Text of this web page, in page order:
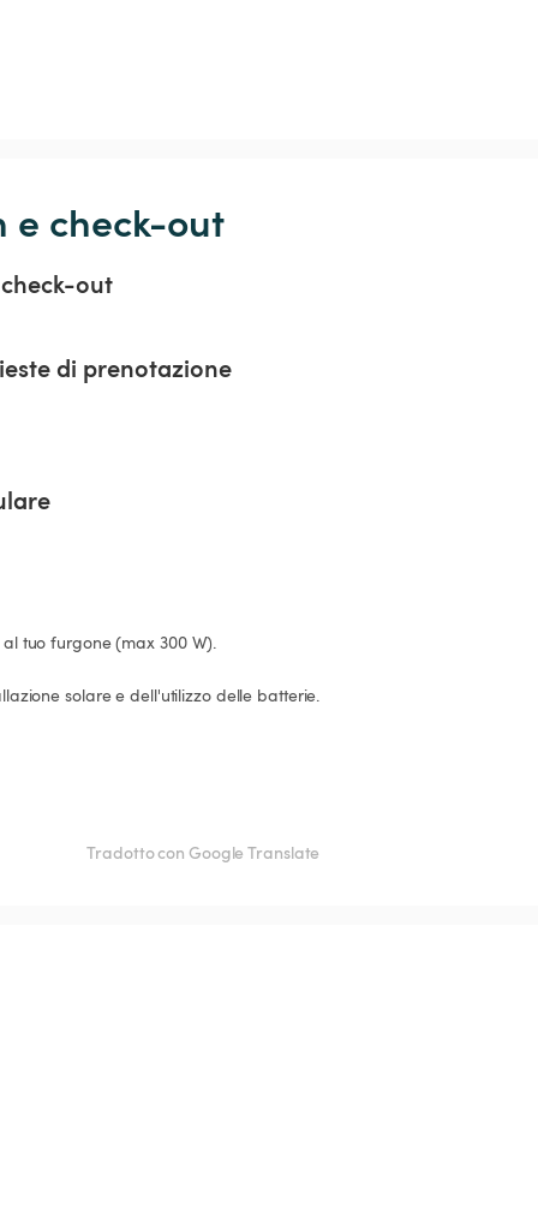
e check-out
out
di prenotazione
tuo furgone (max 300 W).
solare e dell'utilizzo delle batterie.
Tradotto con Google Translate